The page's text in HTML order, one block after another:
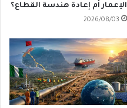
الإعمار أم إعادة هندسة القطاع؟
2026/08/03